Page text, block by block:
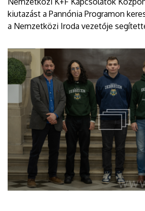
kiutazást a Pannónia Programon
a Nemzetközi Iroda vezetője